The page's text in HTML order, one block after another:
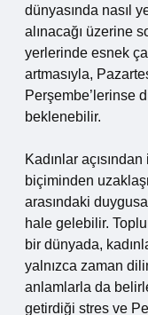
dünyasında nasıl
alınacağı üzerine
yerlerinde esnek
artmasıyla,
Perşembe’lerinse
beklenebilir.
Kadınlar
biçiminden
arasındaki
hale gelebilir.
bir dünyada,
yalnızca zaman
anlamlarla da
getirdiği stres ve